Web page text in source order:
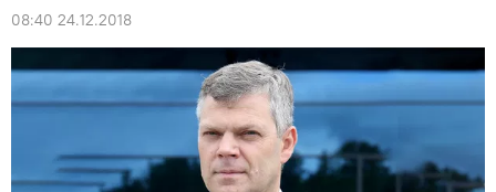
08:40 24.12.2018